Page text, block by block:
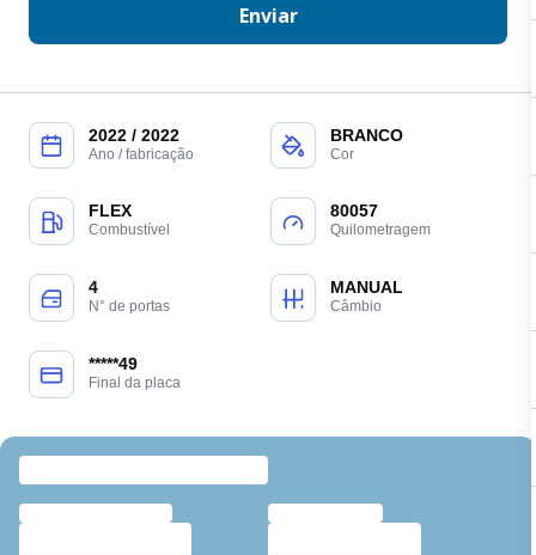
2022 / 2022
Ano / fabricação
BRANCO
Cor
FLEX
Combustível
80057
Quilometragem
4
N° de portas
MANUAL
Câmbio
*****49
Final da placa
Enviar